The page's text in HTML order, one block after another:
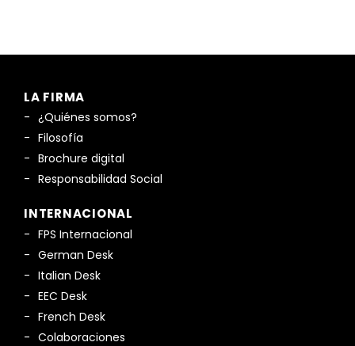
LA FIRMA
¿Quiénes somos?
Filosofía
Brochure digital
Responsabilidad Social
INTERNACIONAL
FPS Internacional
German Desk
Italian Desk
EEC Desk
French Desk
Colaboraciones